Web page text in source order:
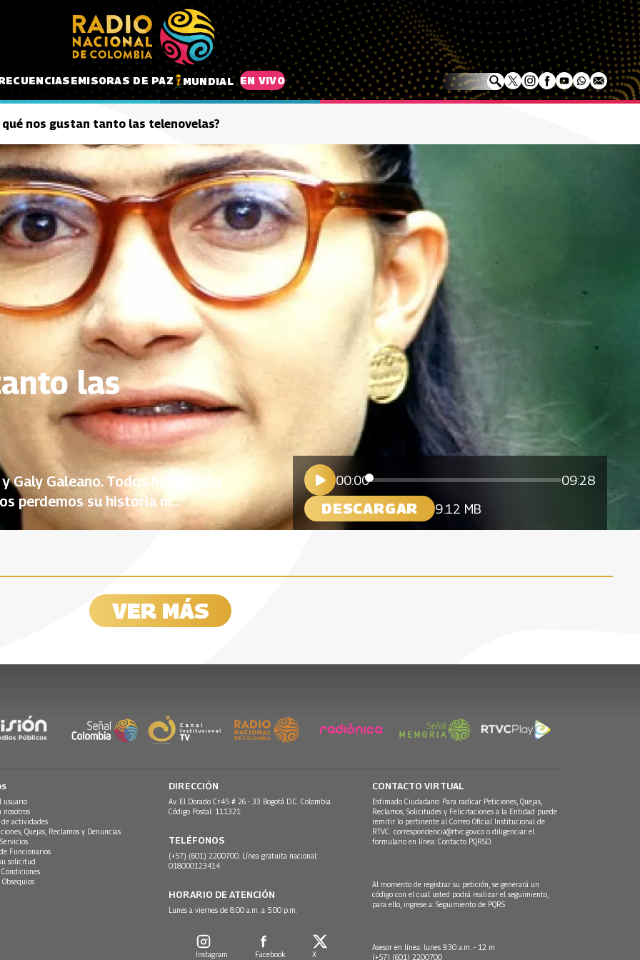
EMISORAS DE PAZ MUNDIAL EN VIVO
qué nos gustan tanto las telenovelas?
las
Galy Galeano. Todos han tenido
perdemos su historia ni
00:00 09:28
DESCARGAR 9.12 MB
VER MÁS
usuario
nosotros
actividades
Quejas, Reclamos y Denuncias
Funcionarios
solicitud
DIRECCIÓN
Av. El Dorado Cr.45 # 26 - 33 Bogotá D.C. Colombia.
Código Postal: 111321
TELÉFONOS
(+57) (601) 2200700. Línea gratuita nacional:
018000123414
HORARIO DE ATENCIÓN
Lunes a viernes de 8:00 a.m. a 5:00 p.m.
Instagram Facebook X
CONTACTO VIRTUAL
Estimado Ciudadano: Para radicar Peticiones, Quejas,
Reclamos, Solicitudes y Felicitaciones a la Entidad puede
remitir lo pertinente al Correo Oficial Institucional de
RTVC correspondencia@rtvc.gov.co o diligenciar el
formulario en línea: Contacto PQRSD.
Al momento de registrar su petición, se generará un
código con el cual usted podrá realizar el seguimiento,
para ello, ingrese a: Seguimiento de PQRS
Asesor en línea: lunes 9:30 a.m. - 12 m
(+57) (601) 2200700